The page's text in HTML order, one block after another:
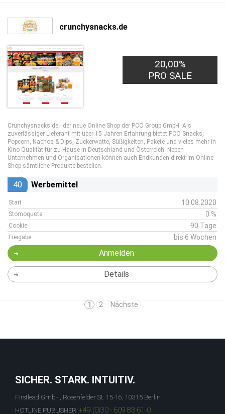
crunchysnacks.de
20,00%
PRO SALE
Crunchysnacks.de - der neue Online-Shop der PCO Group GmbH. Als
zuverlässiger Lieferant mit über 15 Jahren Erfahrung bietet PCO Snacks,
Popcorn, Nachos & Dips, Zuckerwatte, Süßigkeiten, Pakete und vieles mehr in
Kino Qualität für zu Hause in Deutschland und Österreich. Neben
Unternehmen und Organisationen können auch Endkunden direkt im Online-
Shop sämtliche Produkte bestellen.
40 Werbemittel
Start 10.08.2020
Stornoquote 0 %
Cookie 90 Tage
Freigabe bis 6 Wochen
Anmelden
Details
1 2 Nächste
SICHER. STARK. INTUITIV.
Firstlead GmbH, Rosenfelder St. 15-16, 10315 Berlin
HOTLINE PUBLISHER: +49 (0)30 - 609 83 61-0